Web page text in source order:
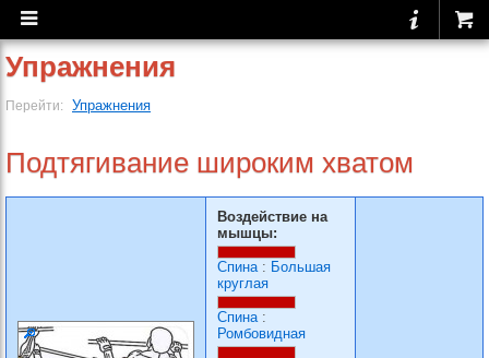
Упражнения
Перейти: Упражнения
Подтягивание широким хватом
Воздействие на
мышцы:
Спина: Большая
круглая
Спина:
Ромбовидная